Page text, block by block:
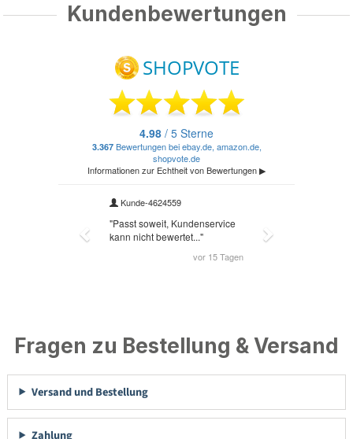
Kundenbewertungen
Fragen zu Bestellung & Versand
Versand und Bestellung
Zahlung